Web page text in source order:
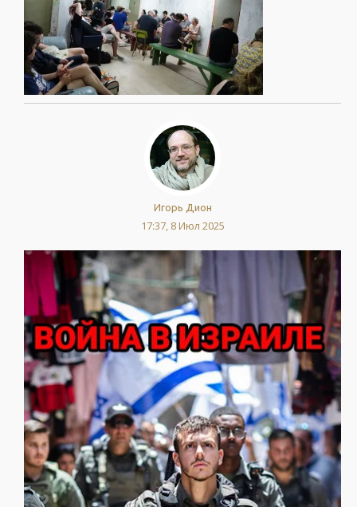
Игорь Дион
17:37, 8 Июл 2025